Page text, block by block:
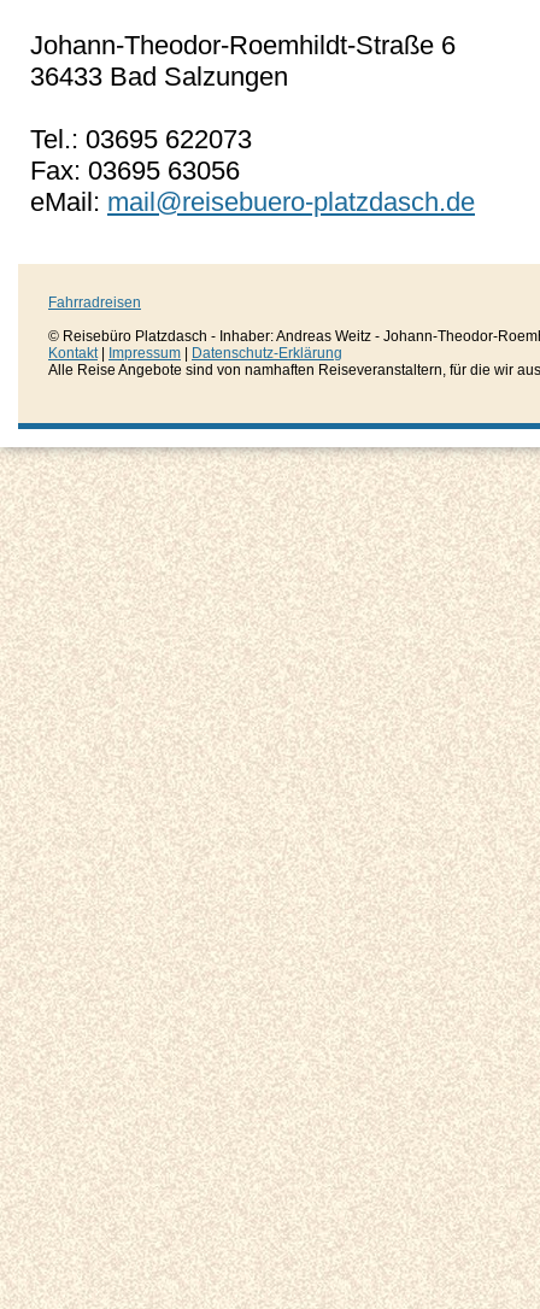
Johann-Theodor-Roemhildt-Straße 6
36433 Bad Salzungen
Tel.: 03695 622073
Fax: 03695 63056
eMail: mail@reisebuero-platzdasch.de
Fahrradreisen
© Reisebüro Platzdasch - Inhaber: Andreas Weitz - Johann-Theodor-
Kontakt| Impressum
Datenschutz-Erklärung
Alle Reise Angebote sind von namhaften Reiseveranstaltern, für die wir